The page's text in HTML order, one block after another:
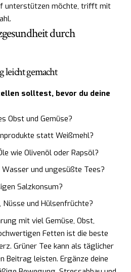
unterstützen möchte, trifft mit
durch
leicht gemacht
solltest, bevor du deine
Obst und Gemüse?
statt Weißmehl?
wie Olivenöl oder Rapsöl?
Wasser und ungesüßte Tees?
Salzkonsum?
und Hülsenfrüchte?
mit viel Gemüse, Obst,
Fetten ist die beste
Grüner Tee kann als täglicher
Beitrag leisten. Ergänze deine